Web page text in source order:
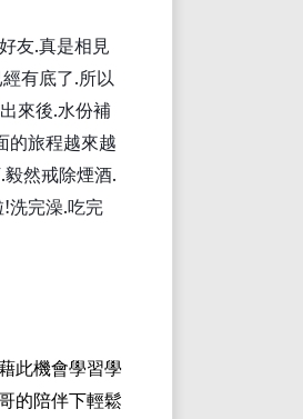
友.真是相見
有底了.所以
來後.水份補
的旅程越來越
.毅然戒除煙酒.
!洗完澡.吃完
此機會學習學
的陪伴下輕鬆